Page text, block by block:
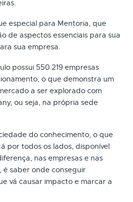
especial para Mentoria, que
de aspectos essenciais para sua
sua empresa.
possui 550.219 empresas
o que demonstra um
a ser explorado com
ou seja, na própria sede
do conhecimento, o que
por todos os lados, disponível
nas empresas e nas
é saber onde conseguir
vá causar impacto e marcar a